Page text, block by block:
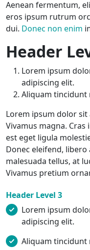
Aenean fermentum,
eros ipsum rutrum
dui. Donec non enim
Header
Lorem ipsum
adipiscing elit.
Aliquam tincidunt
Lorem ipsum dolor
Vivamus magna.
est eget ligula
Donec eleifend,
malesuada tellus, at
Vivamus pretium
Header Level 3
Lorem ipsum
adipiscing elit.
Aliquam tincidunt